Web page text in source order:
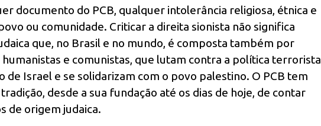
documento do PCB, qualquer intolerância religiosa, étnica e
ou comunidade. Criticar a direita sionista não significa
que, no Brasil e no mundo, é composta também por
e comunistas, que lutam contra a política terrorista
de Israel e se solidarizam com o povo palestino. O PCB tem
desde a sua fundação até os dias de hoje, de contar
de origem judaica.